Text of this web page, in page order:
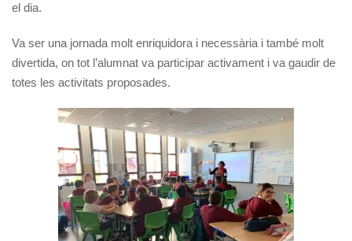
el dia.
Va ser una jornada molt enriquidora i necessària i també molt
divertida, on tot l’alumnat va participar activament i va gaudir de
totes les activitats proposades.